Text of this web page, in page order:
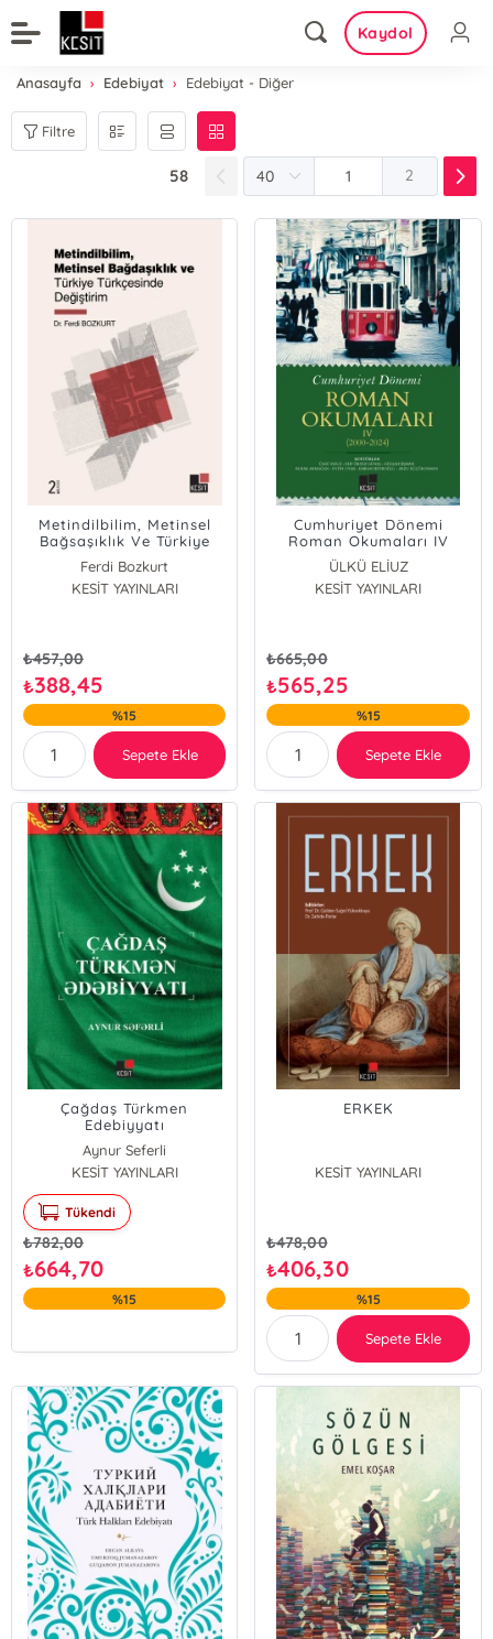
Kaydol
Anasayfa Edebiyat Edebiyat - Diğer
Filtre
58 2
Metindilbilim, Metinsel
Bağsaşıklık Ve Türkiye
Türkçesinde Değiştirim
Ferdi Bozkurt
KESİT YAYINLARI
₺457,00
₺388,45
%15
Sepete Ekle
Cumhuriyet Dönemi
Roman Okumaları IV
(2000-2024)
ÜLKÜ ELİUZ
Elif Öksüz Güneş
Emrah Seferoğlu
Arzu Küçükosman
KESİT YAYINLARI
₺665,00
₺565,25
%15
Sepete Ekle
Çağdaş Türkmen
Edebiyyatı
Aynur Seferli
KESİT YAYINLARI
Tükendi
₺782,00
₺664,70
%15
ERKEK
KESİT YAYINLARI
₺478,00
₺406,30
%15
Sepete Ekle